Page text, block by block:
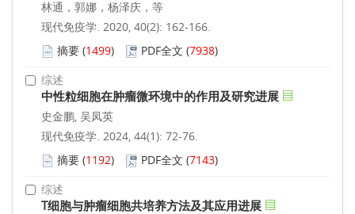
林通，郭娜，杨泽庆，等
现代免疫学. 2020, 40(2): 162-166.
摘要 (1499) PDF全文 (7938)
综述
中性粒细胞在肿瘤微环境中的作用及研究进展
史金鹏, 吴凤英
现代免疫学. 2024, 44(1): 72-76.
摘要 (1192) PDF全文 (7143)
综述
T细胞与肿瘤细胞共培养方法及其应用进展